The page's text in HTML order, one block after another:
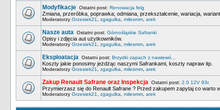
Modyfikacje Ostatni post: Renowacja felg
Zmiana, przeróbka, poprawka; odmiana, przekształcenie, wariacja,
Moderatorzy Grzesiek21 zgagulka milesmm arek
Nasze auta Ostatni post: Górnośląskie Safranki
Opisy i zdjęcia aut użytkowników.
Moderatorzy Grzesiek21 zgagulka milesmm arek
Eksploatacja Ostatni post: Brzydki zapach z nawiewó...
Koszty jakie ponosimy jeżdżąc naszymi Safrankami, koszty napraw itp.
Moderatorzy Grzesiek21 zgagulka milesmm arek
Zakup Renault Safrane oraz Inspekcja Ostatni post: 2.0 12V 93r.
Przymierzasz się do Renault Safrane ? Przed zakupem zapytaj co warto
Moderatorzy Grzesiek21 zgagulka milesmm arek